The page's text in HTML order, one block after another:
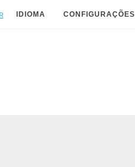
IDIOMA CONFIGURAÇÕES